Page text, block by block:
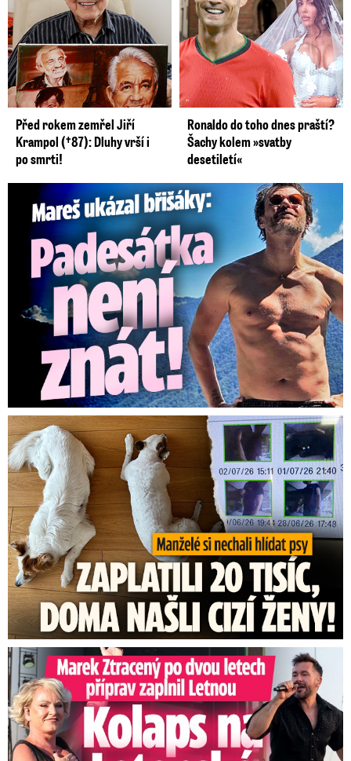
Před rokem zemřel Jiří
Krampol (†87): Dluhy vrší i
po smrti!
Ronaldo do toho dnes praští?
Šachy kolem »svatby
desetiletí«
Mareš v dokonalé formě ukázal břišáky: Padesátka není znát
Za hlídání psů zaplatili 20 tisíc, doma našli cizí ženy!
Marek Ztracený na Letné: Pártlová stopla koncert